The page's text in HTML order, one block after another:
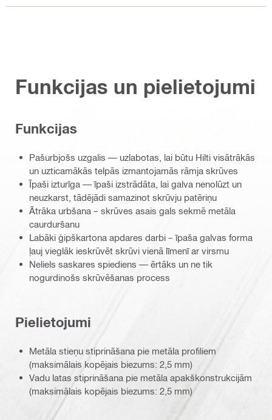
Funkcijas un pielietojumi
Funkcijas
Pašurbjošs uzgalis — uzlabotas, lai būtu Hilti visātrākās
un uzticamākās telpās izmantojamās rāmja skrūves
Īpaši izturīga — īpaši izstrādāta, lai galva nenolūzt un
neuzkarst, tādējādi samazinot skrūvju patēriņu
Ātrāka urbšana – skrūves asais gals sekmē metāla
caurduršanu
Labāki ģipškartona apdares darbi – īpaša galvas forma
ļauj vieglāk ieskrūvēt skrūvi vienā līmenī ar virsmu
Neliels saskares spiediens — ērtāks un ne tik
nogurdinošs skrūvēšanas process
Pielietojumi
Metāla stieņu stiprināšana pie metāla profiliem
(maksimālais kopējais biezums: 2,5 mm)
Vadu latas stiprināšana pie metāla apakškonstrukcijām
(maksimālais kopējais biezums: 2,5 mm)